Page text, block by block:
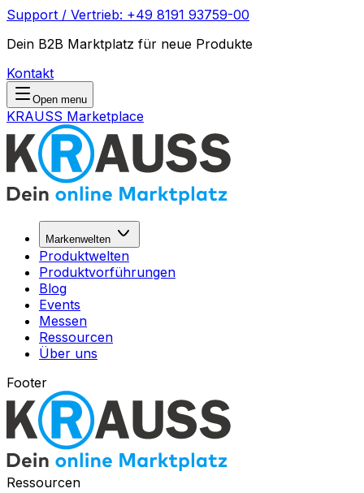
Support / Vertrieb: +49 8191 93759-00
Dein B2B Marktplatz für neue Produkte
Kontakt
Open menu
KRAUSS Marketplace
Markenwelten
Produktwelten
Produktvorführungen
Blog
Events
Messen
Ressourcen
Über uns
Footer
Ressourcen